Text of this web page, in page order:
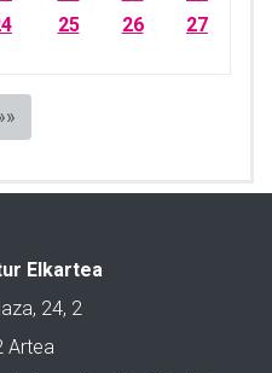
25 26
27
Elkartea
24, 2
Artea